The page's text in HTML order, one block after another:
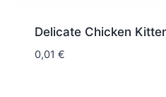
Delicate Chicken
0,01 €